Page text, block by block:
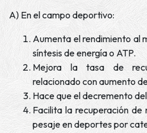
A) En el campo deportivo:
Aumenta el rendimiento al
síntesis de energía o ATP.
Mejora la tasa de
relacionado con aumento
Hace que el decremento
Facilita la recuperación
pesaje en deportes por